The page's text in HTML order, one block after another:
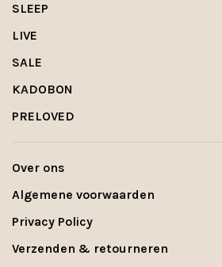
SLEEP
LIVE
SALE
KADOBON
PRELOVED
Over ons
Algemene voorwaarden
Privacy Policy
Verzenden & retourneren